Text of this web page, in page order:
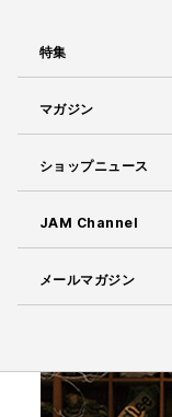
特集
マガジン
ショップニュース
JAM Channel
メールマガジン